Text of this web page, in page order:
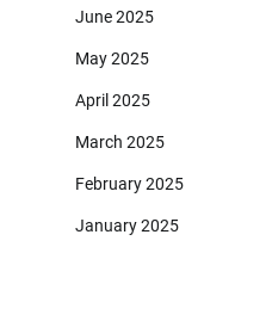
June 2025
May 2025
April 2025
March 2025
February 2025
January 2025